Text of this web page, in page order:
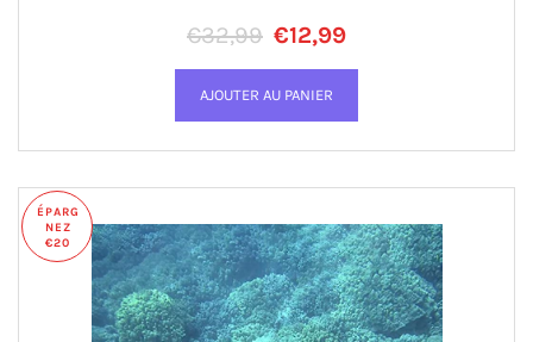
Prix régulier
€32,99 PRIX RÉDUIT
€12,99
ÉPARG
NEZ
€20